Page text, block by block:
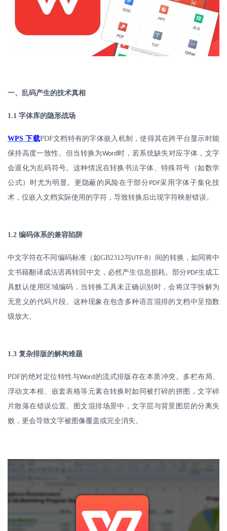
一、乱码产生的技术真相
1.1 字体库的隐形战场
WPS下载PDF文档特有的字体嵌入机制，使得其在跨平台显示时能
保持高度一致性。但当转换为Word时，若系统缺失对应字体，文字
会退化为乱码符号。这种情况在转换书法字体、特殊符号（如数学
公式）时尤为明显。更隐蔽的风险在于部分PDF采用字体子集化技
术，仅嵌入文档实际使用的字符，导致转换后出现字符映射错误。
1.2 编码体系的兼容陷阱
中文字符在不同编码标准（如GB2312与UTF-8）间的转换，如同将中
文书籍翻译成法语再转回中文，必然产生信息损耗。部分PDF生成工
具默认使用区域编码，当转换工具未正确识别时，会将汉字拆解为
无意义的代码片段。这种现象在包含多种语言混排的文档中呈指数
级放大。
1.3 复杂排版的解构难题
PDF的绝对定位特性与Word 的流式排版存在本质冲突。多栏布局、
浮动文本框、嵌套表格等元素在转换时如同被打碎的拼图，文字碎
片散落在错误位置。图文混排场景中，文字层与背景图层的分离失
败，更会导致文字被图像覆盖或完全消失。